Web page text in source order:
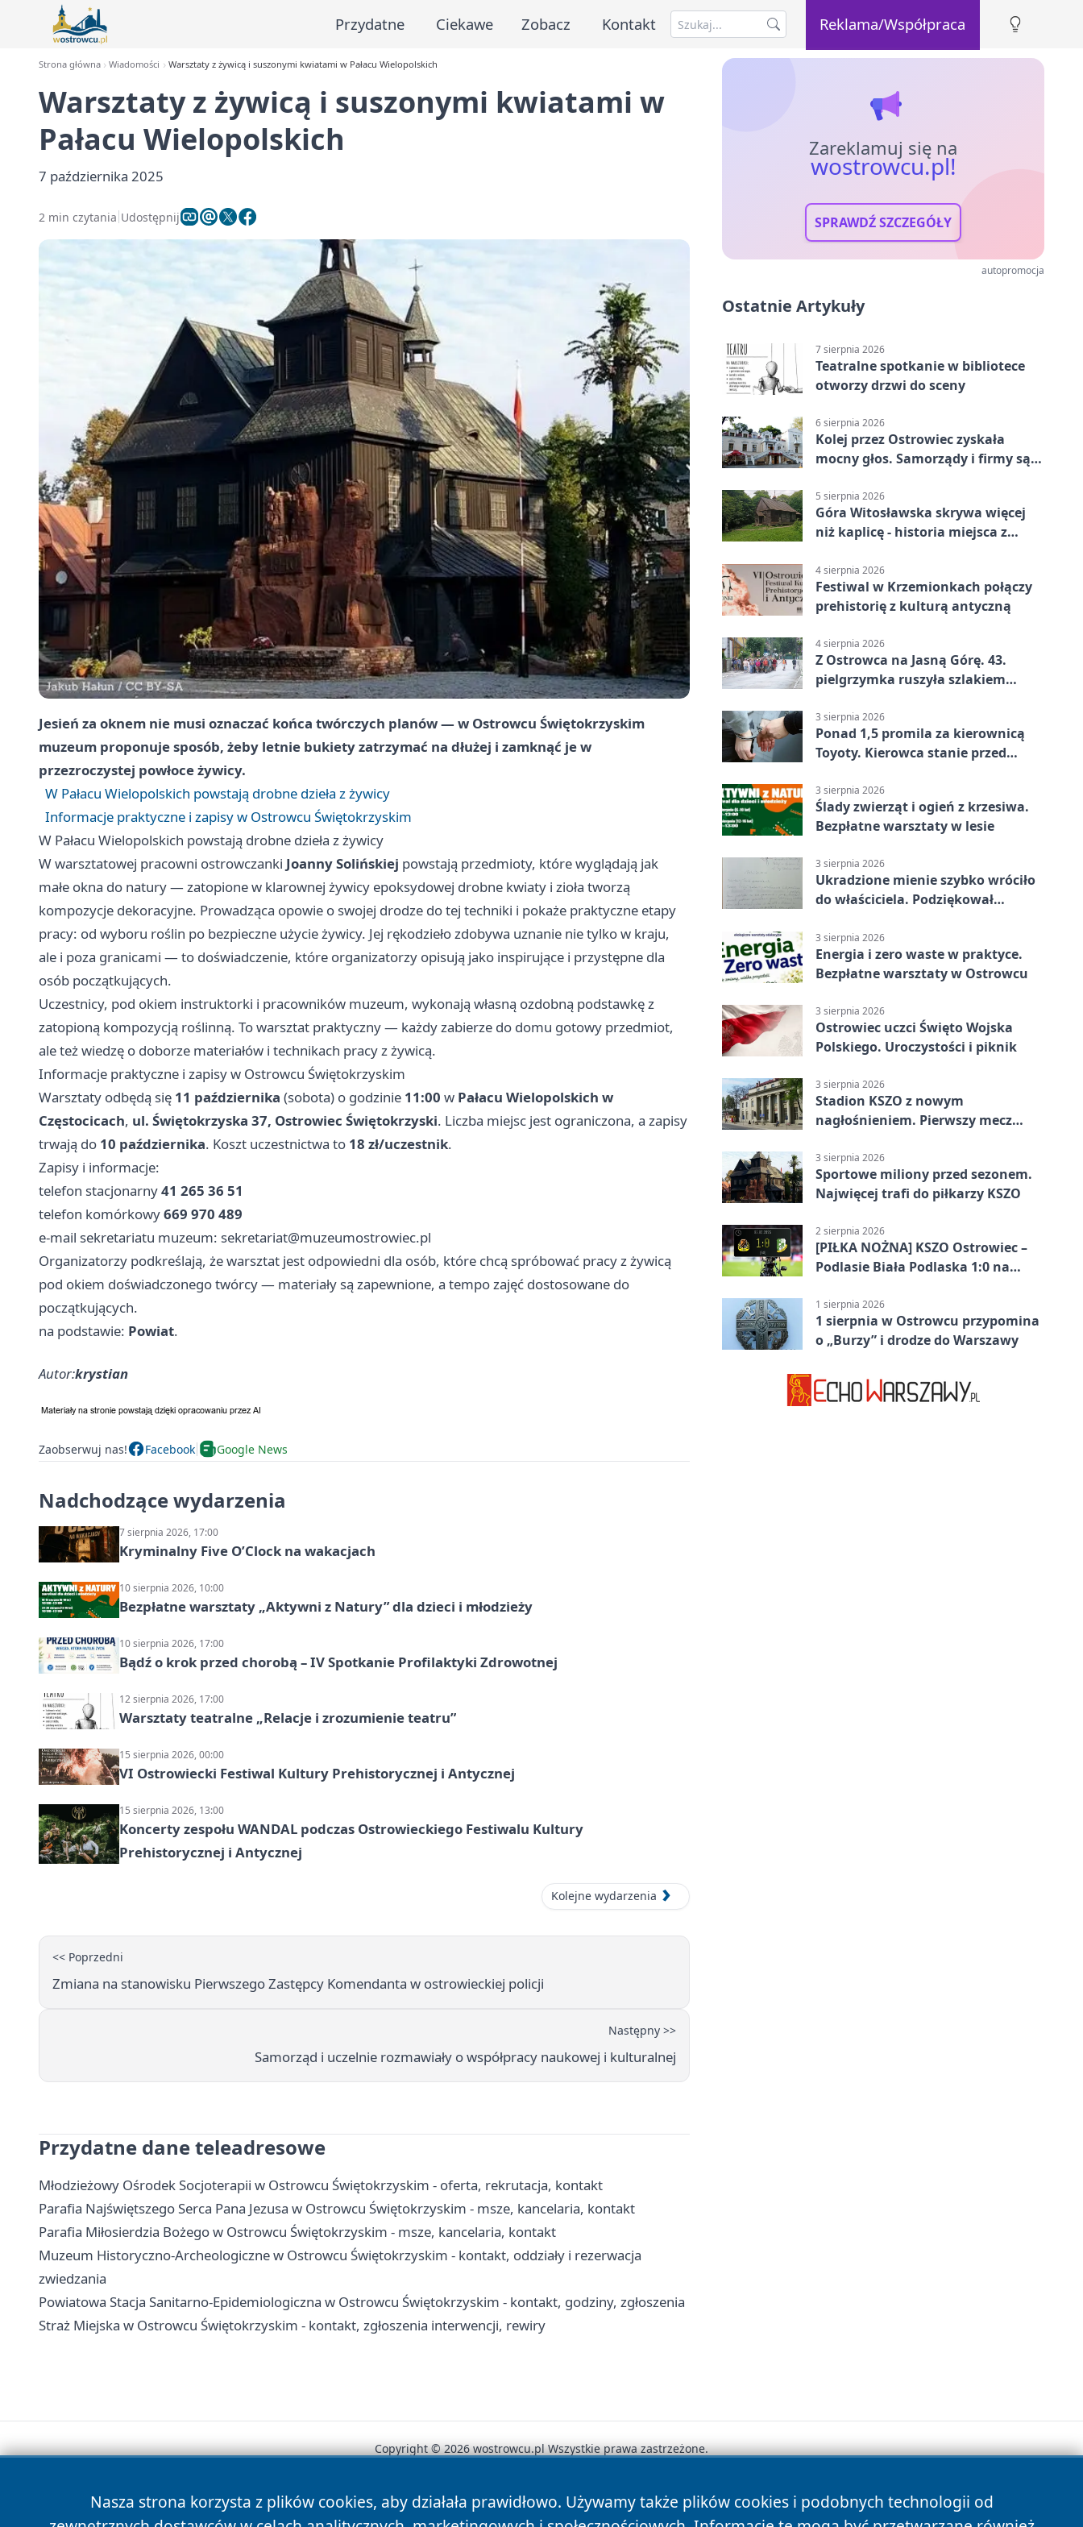
Przydatne Ciekawe Zobacz Kontakt Reklama/Współpraca
Strona główna Wiadomości Warsztaty z żywicą i suszonymi kwiatami w Pałacu Wielopolskich
Warsztaty z żywicą i suszonymi kwiatami w
Pałacu Wielopolskich
7 października 2025
2 min czytania Udostępnij
Jesień za oknem nie musi oznaczać końca twórczych planów — w Ostrowcu Świętokrzyskim
muzeum proponuje sposób, żeby letnie bukiety zatrzymać na dłużej i zamknąć je w
przezroczystej powłoce żywicy.
W Pałacu Wielopolskich powstają drobne dzieła z żywicy
Informacje praktyczne i zapisy w Ostrowcu Świętokrzyskim
W Pałacu Wielopolskich powstają drobne dzieła z żywicy
W warsztatowej pracowni ostrowczanki Joanny Solińskiej powstają przedmioty, które wyglądają jak
małe okna do natury — zatopione w klarownej żywicy epoksydowej drobne kwiaty i zioła tworzą
kompozycje dekoracyjne. Prowadząca opowie o swojej drodze do tej techniki i pokaże praktyczne etapy
pracy: od wyboru roślin po bezpieczne użycie żywicy. Jej rękodzieło zdobywa uznanie nie tylko w kraju,
ale i poza granicami — to doświadczenie, które organizatorzy opisują jako inspirujące i przystępne dla
osób początkujących.
Uczestnicy, pod okiem instruktorki i pracowników muzeum, wykonają własną ozdobną podstawkę z
zatopioną kompozycją roślinną. To warsztat praktyczny — każdy zabierze do domu gotowy przedmiot,
ale też wiedzę o doborze materiałów i technikach pracy z żywicą.
Informacje praktyczne i zapisy w Ostrowcu Świętokrzyskim
Warsztaty odbędą się 11 października (sobota) o godzinie 11:00 w Pałacu Wielopolskich w
Częstocicach, ul. Świętokrzyska 37, Ostrowiec Świętokrzyski. Liczba miejsc jest ograniczona, a zapisy
trwają do 10 października. Koszt uczestnictwa to 18 zł/uczestnik.
Zapisy i informacje:
telefon stacjonarny41 265 36 51
telefon komórkowy669 970 489
e-mail sekretariatu muzeum: sekretariat@muzeumostrowiec.pl
Organizatorzy podkreślają, że warsztat jest odpowiedni dla osób, które chcą spróbować pracy z żywicą
pod okiem doświadczonego twórcy — materiały są zapewnione, a tempo zajęć dostosowane do
początkujących.
na podstawie: Powiat.
Autor:krystian
Zaobserwuj nas! Facebook Google News
Nadchodzące wydarzenia
7 sierpnia 2026, 17:00
Kryminalny Five O’Clock na wakacjach
10 sierpnia 2026, 10:00
Bezpłatne warsztaty „Aktywni z Natury” dla dzieci i młodzieży
10 sierpnia 2026, 17:00
Bądź o krok przed chorobą – IV Spotkanie Profilaktyki Zdrowotnej
12 sierpnia 2026, 17:00
Warsztaty teatralne „Relacje i zrozumienie teatru”
15 sierpnia 2026, 00:00
VI Ostrowiecki Festiwal Kultury Prehistorycznej i Antycznej
15 sierpnia 2026, 13:00
Koncerty zespołu WANDAL podczas Ostrowieckiego Festiwalu Kultury
Prehistorycznej i Antycznej
Kolejne wydarzenia
<< Poprzedni
Zmiana na stanowisku Pierwszego Zastępcy Komendanta w ostrowieckiej policji
Następny >>
Samorząd i uczelnie rozmawiały o współpracy naukowej i kulturalnej
Przydatne dane teleadresowe
Młodzieżowy Ośrodek Socjoterapii w Ostrowcu Świętokrzyskim - oferta, rekrutacja, kontakt
Parafia Najświętszego Serca Pana Jezusa w Ostrowcu Świętokrzyskim - msze, kancelaria, kontakt
Parafia Miłosierdzia Bożego w Ostrowcu Świętokrzyskim - msze, kancelaria, kontakt
Muzeum Historyczno-Archeologiczne w Ostrowcu Świętokrzyskim - kontakt, oddziały i rezerwacja
zwiedzania
Powiatowa Stacja Sanitarno-Epidemiologiczna w Ostrowcu Świętokrzyskim - kontakt, godziny, zgłoszenia
Straż Miejska w Ostrowcu Świętokrzyskim - kontakt, zgłoszenia interwencji, rewiry
Zareklamuj się na
wostrowcu.pl!
SPRAWDŹ SZCZEGÓŁY
autopromocja
Ostatnie Artykuły
7 sierpnia 2026
Teatralne spotkanie w bibliotece
otworzy drzwi do sceny
6 sierpnia 2026
Kolej przez Ostrowiec zyskała
mocny głos. Samorządy i firmy są
5 sierpnia 2026
Góra Witosławska skrywa więcej
niż kaplicę - historia miejsca z
4 sierpnia 2026
Festiwal w Krzemionkach połączy
prehistorię z kulturą antyczną
4 sierpnia 2026
Z Ostrowca na Jasną Górę. 43.
pielgrzymka ruszyła szlakiem
3 sierpnia 2026
Ponad 1,5 promila za kierownicą
Toyoty. Kierowca stanie przed
3 sierpnia 2026
Ślady zwierząt i ogień z krzesiwa.
Bezpłatne warsztaty w lesie
3 sierpnia 2026
Ukradzione mienie szybko wróciło
do właściciela. Podziękował
3 sierpnia 2026
Energia i zero waste w praktyce.
Bezpłatne warsztaty w Ostrowcu
3 sierpnia 2026
Ostrowiec uczci Święto Wojska
Polskiego. Uroczystości i piknik
3 sierpnia 2026
Stadion KSZO z nowym
nagłośnieniem. Pierwszy mecz
3 sierpnia 2026
Sportowe miliony przed sezonem.
Najwięcej trafi do piłkarzy KSZO
2 sierpnia 2026
[PIŁKA NOŻNA] KSZO Ostrowiec –
Podlasie Biała Podlaska 1:0 na
(Grupa IV)
1 sierpnia 2026
1 sierpnia w Ostrowcu przypomina
o „Burzy” i drodze do Warszawy
Nasza strona korzysta z plików cookies, aby działała prawidłowo. Używamy także plików cookies i podobnych technologii od
Copyright © 2026 wostrowcu.pl Wszystkie prawa zastrzeżone.
News Autorzy Polityka Prywatności Polityka Cookies